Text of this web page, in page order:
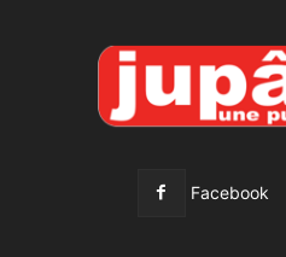
Facebook